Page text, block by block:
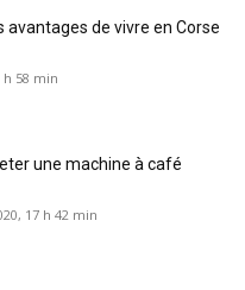
avantages de vivre en Corse
h 58 min
une machine à café
17 h 42 min